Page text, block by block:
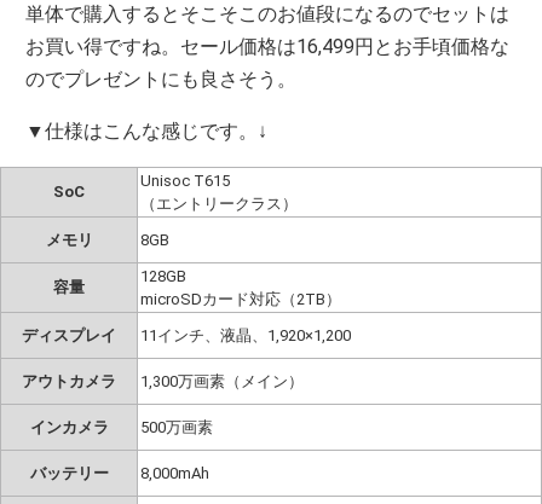
単体で購入するとそこそこのお値段になるのでセットは
お買い得ですね。セール価格は16,499円とお手頃価格な
のでプレゼントにも良さそう。
▼仕様はこんな感じです。↓
SoC
Unisoc T615
（エントリークラス）
メモリ
8GB
容量
128GB
microSDカード対応（2TB）
ディスプレイ
11インチ、液晶、1,920×1,200
アウトカメラ 1,300万画素（メイン）
インカメラ 500万画素
バッテリー 8,000mAh